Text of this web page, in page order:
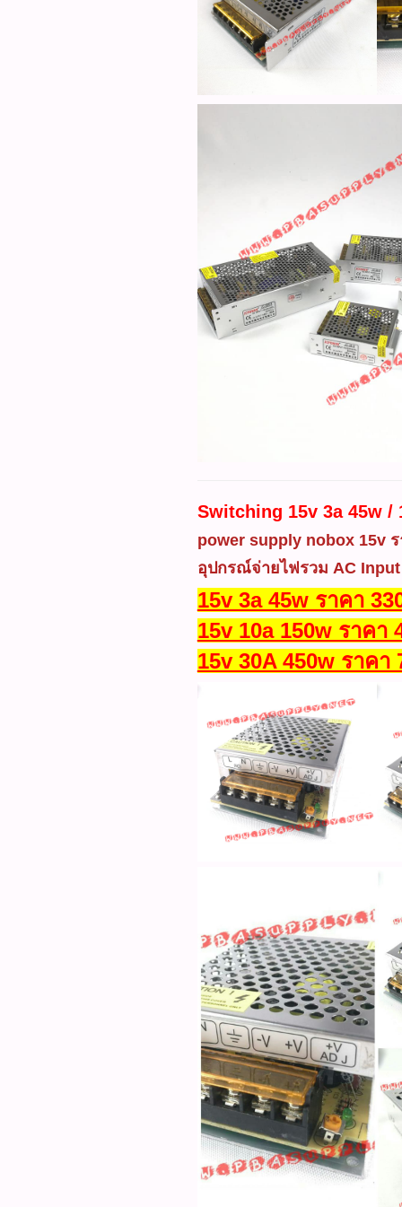
Switching 15v 3a 45w /
power supply nobox 15v
อุปกรณ์จ่ายไฟรวม AC Input
15v 3a 45w ราคา
15v 10a 150w ราคา
15v 30A 450w ราคา